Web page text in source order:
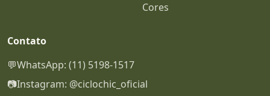
Cores
Contato
💬WhatsApp: (11) 5198-1517
📷Instagram: @ciclochic_oficial